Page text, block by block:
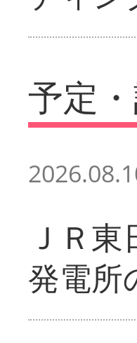
予定
ＪＲ
発電所